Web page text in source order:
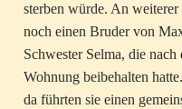
sterben würde. An
noch einen Bruder von
Schwester Selma, die
Wohnung beibehalten
da führten sie einen